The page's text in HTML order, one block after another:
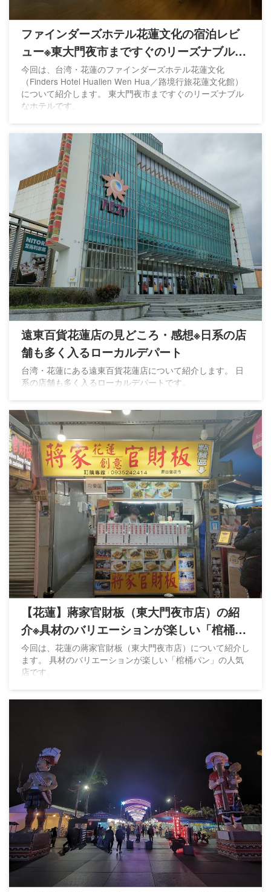
ファインダーズホテル花蓮文化の宿泊レビ
ュー※東大門夜市まですぐのリーズナブルな
ホテル
今回は、台湾・花蓮のファインダーズホテル花蓮文化
（Finders Hotel Hualien Wen Hua／路境行旅花蓮文化館）
について紹介します。 東大門夜市まですぐのリーズナブル
なホテルです。
遠東百貨花蓮店の見どころ・感想※日系の店
舗も多く入るローカルデパート
台湾・花蓮にある遠東百貨花蓮店について紹介します。 日
系の店舗も多く入るローカルデパートです。
【花蓮】蔣家官財板（東大門夜市店）の紹
介※具材のバリエーションが楽しい「棺桶パ
ン」
今回は、花蓮の蔣家官財板（東大門夜市店）について紹介し
ます。 具材のバリエーションが楽しい「棺桶パン」の人気
店です。